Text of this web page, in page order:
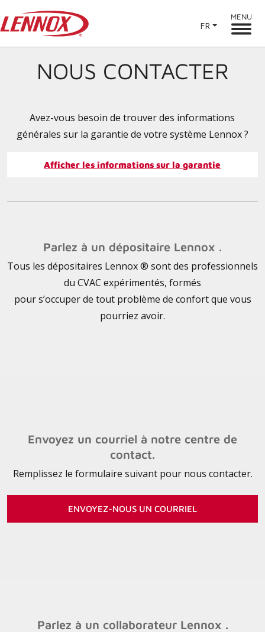
FR
MENU
NOUS CONTACTER
Avez-vous besoin de trouver des informations
générales sur la garantie de votre système Lennox ?
Afficher les informations sur la garantie
Parlez à un dépositaire Lennox .
Tous les dépositaires Lennox ® sont des professionnels
du CVAC expérimentés, formés
pour s’occuper de tout problème de confort que vous
pourriez avoir.
Envoyez un courriel à notre centre de
contact.
Remplissez le formulaire suivant pour nous contacter.
ENVOYEZ-NOUS UN COURRIEL
Parlez à un collaborateur Lennox .